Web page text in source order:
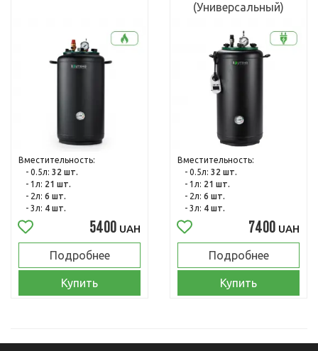
Вместительность:
- 0.5л: 32 шт.
- 1л: 21 шт.
- 2л: 6 шт.
- 3л: 4 шт.
5400 UAH
Подробнее
Купить
(Универсальный)
Вместительность:
- 0.5л: 32 шт.
- 1л: 21 шт.
- 2л: 6 шт.
- 3л: 4 шт.
7400 UAH
Подробнее
Купить